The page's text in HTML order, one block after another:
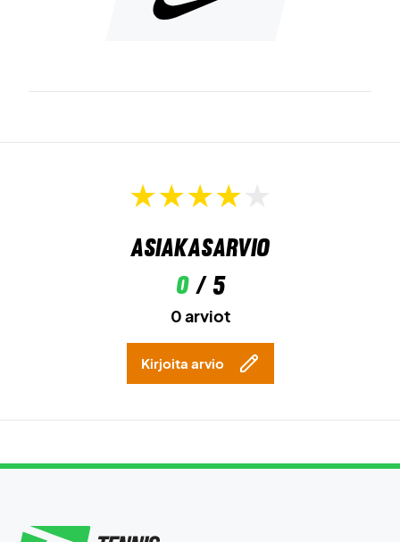
Pysy lämpimänä tyylillä – osta Nike Court Full-Zip Jacket
Asiakasarvio
0/ 5
0 arviot
Kirjoita arvio